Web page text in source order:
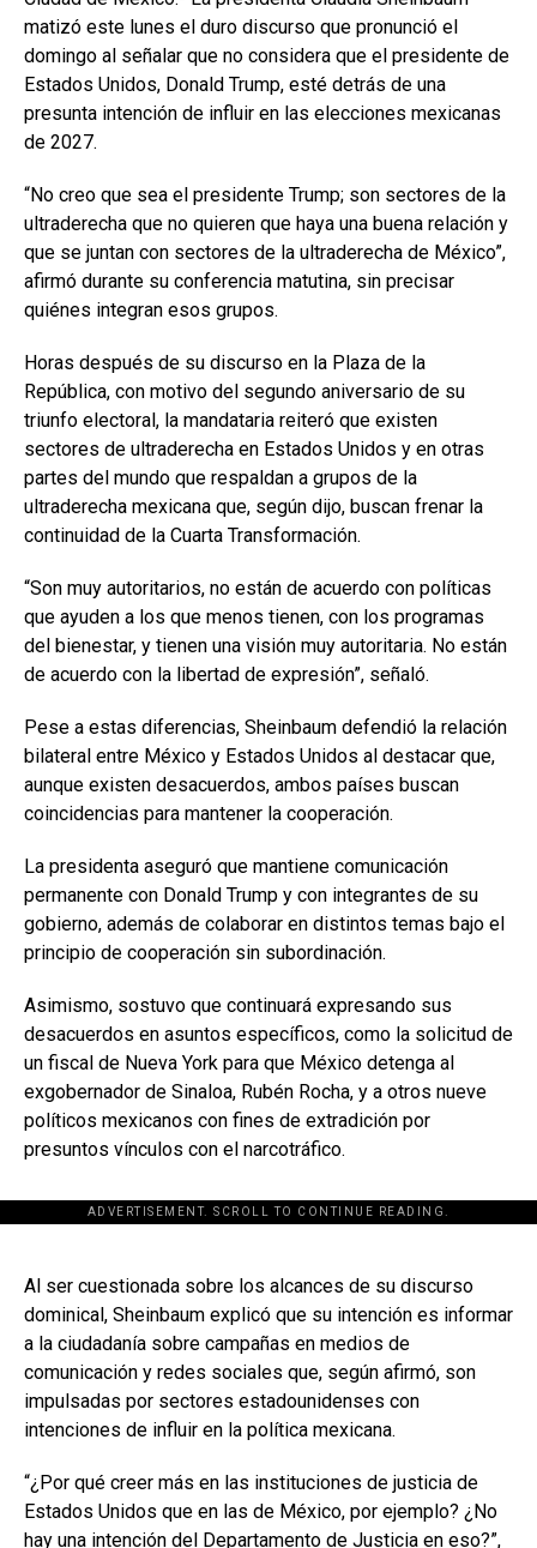
matizó este lunes el duro discurso que pronunció el
domingo al señalar que no considera que el presidente de
Estados Unidos, Donald Trump, esté detrás de una
presunta intención de influir en las elecciones mexicanas
de 2027.
“No creo que sea el presidente Trump; son sectores de la
ultraderecha que no quieren que haya una buena relación y
que se juntan con sectores de la ultraderecha de México”,
afirmó durante su conferencia matutina, sin precisar
quiénes integran esos grupos.
Horas después de su discurso en la Plaza de la
República, con motivo del segundo aniversario de su
triunfo electoral, la mandataria reiteró que existen
sectores de ultraderecha en Estados Unidos y en otras
partes del mundo que respaldan a grupos de la
ultraderecha mexicana que, según dijo, buscan frenar la
continuidad de la Cuarta Transformación.
“Son muy autoritarios, no están de acuerdo con políticas
que ayuden a los que menos tienen, con los programas
del bienestar, y tienen una visión muy autoritaria. No están
de acuerdo con la libertad de expresión”, señaló.
Pese a estas diferencias, Sheinbaum defendió la relación
bilateral entre México y Estados Unidos al destacar que,
aunque existen desacuerdos, ambos países buscan
coincidencias para mantener la cooperación.
La presidenta aseguró que mantiene comunicación
permanente con Donald Trump y con integrantes de su
gobierno, además de colaborar en distintos temas bajo el
principio de cooperación sin subordinación.
Asimismo, sostuvo que continuará expresando sus
desacuerdos en asuntos específicos, como la solicitud de
un fiscal de Nueva York para que México detenga al
exgobernador de Sinaloa, Rubén Rocha, y a otros nueve
políticos mexicanos con fines de extradición por
presuntos vínculos con el narcotráfico.
ADVERTISEMENT. SCROLL TO CONTINUE READING.
[adsforwp id="243463"]
Al ser cuestionada sobre los alcances de su discurso
dominical, Sheinbaum explicó que su intención es informar
a la ciudadanía sobre campañas en medios de
comunicación y redes sociales que, según afirmó, son
impulsadas por sectores estadounidenses con
intenciones de influir en la política mexicana.
“¿Por qué creer más en las instituciones de justicia de
Estados Unidos que en las de México, por ejemplo? ¿No
hay una intención del Departamento de Justicia en eso?”,